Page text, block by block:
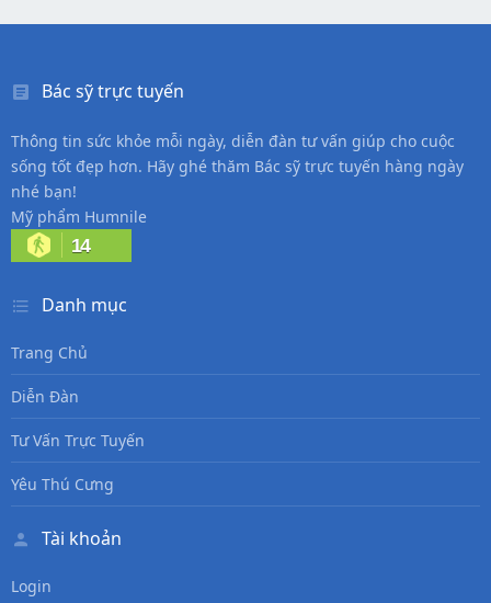
Bác sỹ trực tuyến
Thông tin sức khỏe mỗi ngày, diễn đàn tư vấn giúp cho cuộc
sống tốt đẹp hơn. Hãy ghé thăm Bác sỹ trực tuyến hàng ngày
nhé bạn!
Mỹ phẩm Humnile
14
Danh mục
Trang Chủ
Diễn Đàn
Tư Vấn Trực Tuyến
Yêu Thú Cưng
Tài khoản
Login